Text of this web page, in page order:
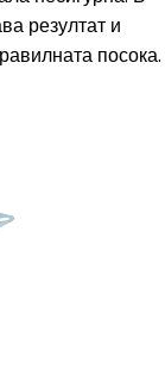
резултат и
посока.